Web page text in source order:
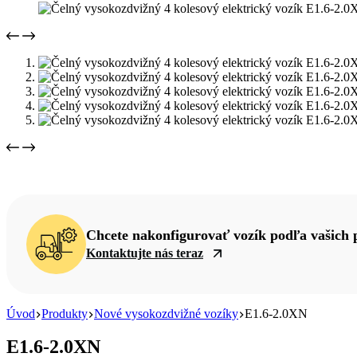
Chcete nakonfigurovať vozík podľa vašich
Kontaktujte nás teraz
Úvod Produkty Nové vysokozdvižné vozíky E1.6-2.0XN
E1.6-2.0XN